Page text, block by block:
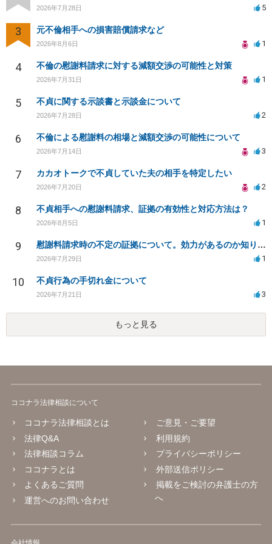
2026年7月28日 5
3 元不倫相手への損害賠償請求など
2026年8月6日 1
4 不倫の慰謝料請求に対する減額交渉の可能性と対策
2026年7月31日 1
5 不貞に関する示談書と示談金について
2026年7月28日 2
6 不倫による慰謝料の相場と減額交渉の可能性について
2026年7月14日 3
7 カカオトークで不貞していた夫の相手を特定したい
2026年7月20日 2
8 不貞相手への慰謝料請求、証拠の有効性と対応方法は？
2026年8月5日 1
9 慰謝料請求時の不定の証拠について。効力があるのか知りたい。
2026年7月29日 1
10 不貞行為の手切れ金について
2026年7月21日 3
もっと見る
ココナラ法律相談について
ココナラ法律相談とは
法律Q&A
法律相談コラム
ココナラとは
よくあるご質問
運営へのお問い合わせ
ご意見・ご要望
利用規約
プライバシーポリシー
外部送信ポリシー
掲載をご検討の弁護士の方
へ